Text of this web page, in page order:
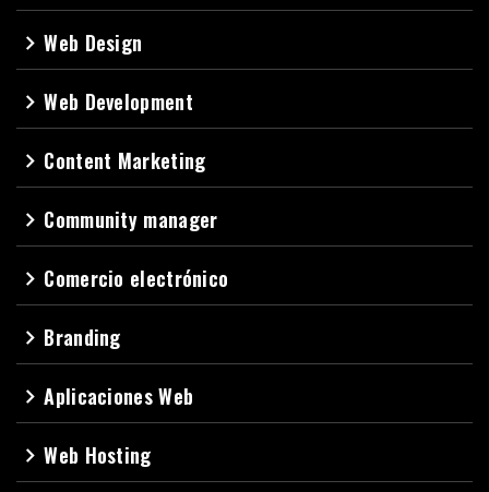
navigate_nextWeb Design
navigate_nextWeb Development
navigate_next Content Marketing
navigate_next Community manager
navigate_next Comercio electrónico
navigate_next Branding
navigate_nextAplicaciones Web
navigate_nextWeb Hosting